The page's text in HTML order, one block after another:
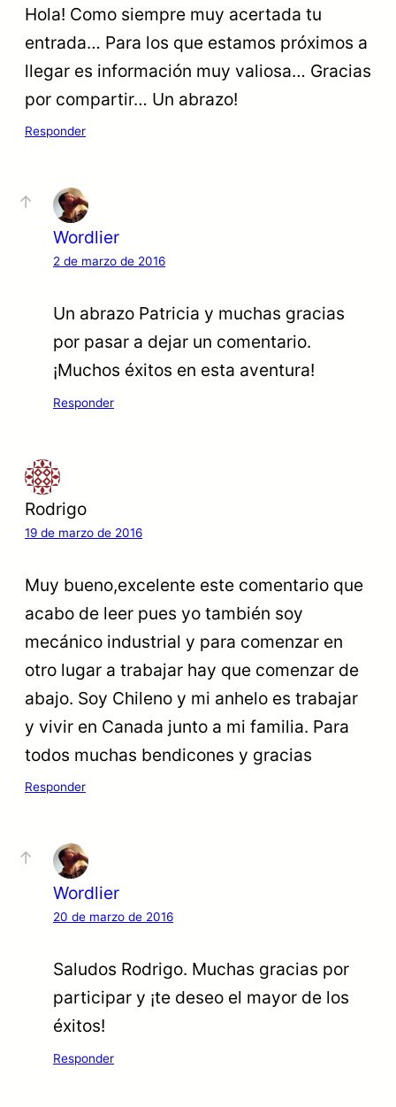
Hola! Como siempre muy acertada tu
entrada… Para los que estamos próximos a
llegar es información muy valiosa… Gracias
por compartir… Un abrazo!
Responder
Wordlier
2 de marzo de 2016
Un abrazo Patricia y muchas gracias
por pasar a dejar un comentario.
¡Muchos éxitos en esta aventura!
Responder
Rodrigo
19 de marzo de 2016
Muy bueno,excelente este comentario que
acabo de leer pues yo también soy
mecánico industrial y para comenzar en
otro lugar a trabajar hay que comenzar de
abajo. Soy Chileno y mi anhelo es trabajar
y vivir en Canada junto a mi familia. Para
todos muchas bendicones y gracias
Responder
Wordlier
20 de marzo de 2016
Saludos Rodrigo. Muchas gracias por
participar y ¡te deseo el mayor de los
éxitos!
Responder